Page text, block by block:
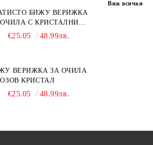
БИЖУ ВЕРИЖКА
С КРИСТАЛНИ
И ПЕРЛИ
€25.05 48.99лв.
ВЕРИЖКА ЗА ОЧИЛА
КРИСТАЛ
€25.05 48.99лв.
Виж всички